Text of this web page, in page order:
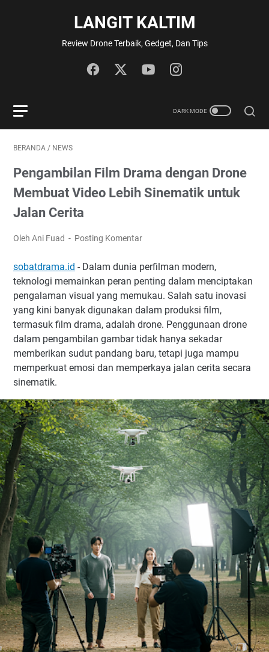
LANGIT KALTIM
Review Drone Terbaik, Gedget, Dan Tips
BERANDA / NEWS
Pengambilan Film Drama dengan Drone
Membuat Video Lebih Sinematik untuk
Jalan Cerita
Oleh Ani Fuad Posting Komentar
sobatdrama.id - Dalam dunia perfilman modern,
teknologi memainkan peran penting dalam menciptakan
pengalaman visual yang memukau. Salah satu inovasi
yang kini banyak digunakan dalam produksi film,
termasuk film drama, adalah drone. Penggunaan drone
dalam pengambilan gambar tidak hanya sekadar
memberikan sudut pandang baru, tetapi juga mampu
memperkuat emosi dan memperkaya jalan cerita secara
sinematik.